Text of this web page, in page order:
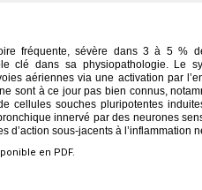
fréquente, sévère dans 3 à 5 %
clé dans sa physiopathologie. Le
aériennes via une activation par
sont à ce jour pas bien connus,
cellules souches pluripotentes
innervé par des neurones
d’action sous-jacents à l’inflammation
en PDF.